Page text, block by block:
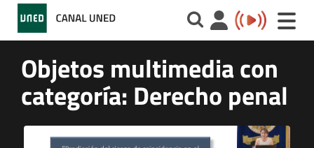
Toggle
Objetos multimedia con
categoría: Derecho penal